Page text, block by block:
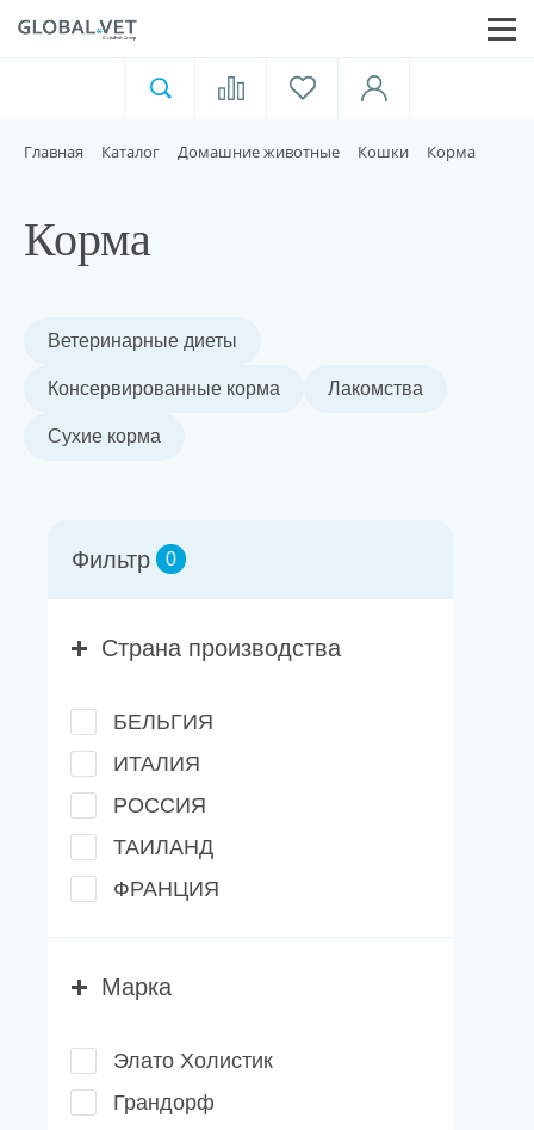
Домашние животные
Домой
Каталог материалов
Доставка и оплата
О компании
Стать партнером
Главная Каталог Домашние животные Кошки Корма
Корма
Ветеринарные диеты
Консервированные корма Лакомства
Сухие корма
Фильтр 0
Страна производства
БЕЛЬГИЯ
ИТАЛИЯ
РОССИЯ
ТАИЛАНД
ФРАНЦИЯ
Марка
Элато Холистик
Грандорф